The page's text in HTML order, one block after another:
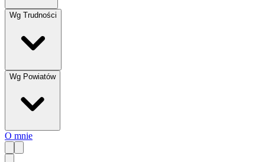
Wg Trudności
Wg Powiatów
O mnie